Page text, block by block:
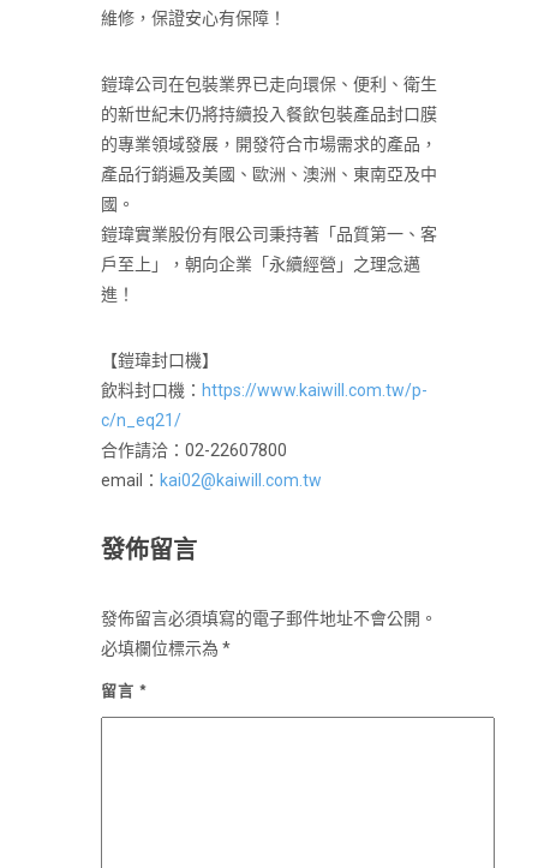
維修，保證安心有保障！
鎧瑋公司在包裝業界已走向環保、便利、衛生
的新世紀末仍將持續投入餐飲包裝產品封口膜
的專業領域發展，開發符合市場需求的產品，
產品行銷遍及美國、歐洲、澳洲、東南亞及中
國。
鎧瑋實業股份有限公司秉持著「品質第一、客
戶至上」，朝向企業「永續經營」之理念邁
進！
【鎧瑋封口機】
飲料封口機： https://www.kaiwill.com.tw/p-
c/n_eq21/
合作請洽：02-22607800
email： kai02@kaiwill.com.tw
發佈留言
發佈留言必須填寫的電子郵件地址不會公開。
必填欄位標示為 *
留言 *